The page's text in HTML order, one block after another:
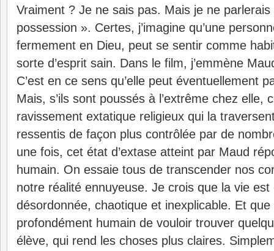
Vraiment ? Je ne sais pas. Mais je ne
possession ». Certes, j’imagine qu’une
fermement en Dieu, peut se sentir comme
sorte d’esprit sain. Dans le film, j’emmène
C’est en ce sens qu’elle peut éventuellement
Mais, s’ils sont poussés à l’extrême chez elle,
ravissement extatique religieux qui la
ressentis de façon plus contrôlée par de
une fois, cet état d’extase atteint par Maud
humain. On essaie tous de transcender nos
notre réalité ennuyeuse. Je crois que la vie est
désordonnée, chaotique et inexplicable. Et que
profondément humain de vouloir trouver
élève, qui rend les choses plus claires.